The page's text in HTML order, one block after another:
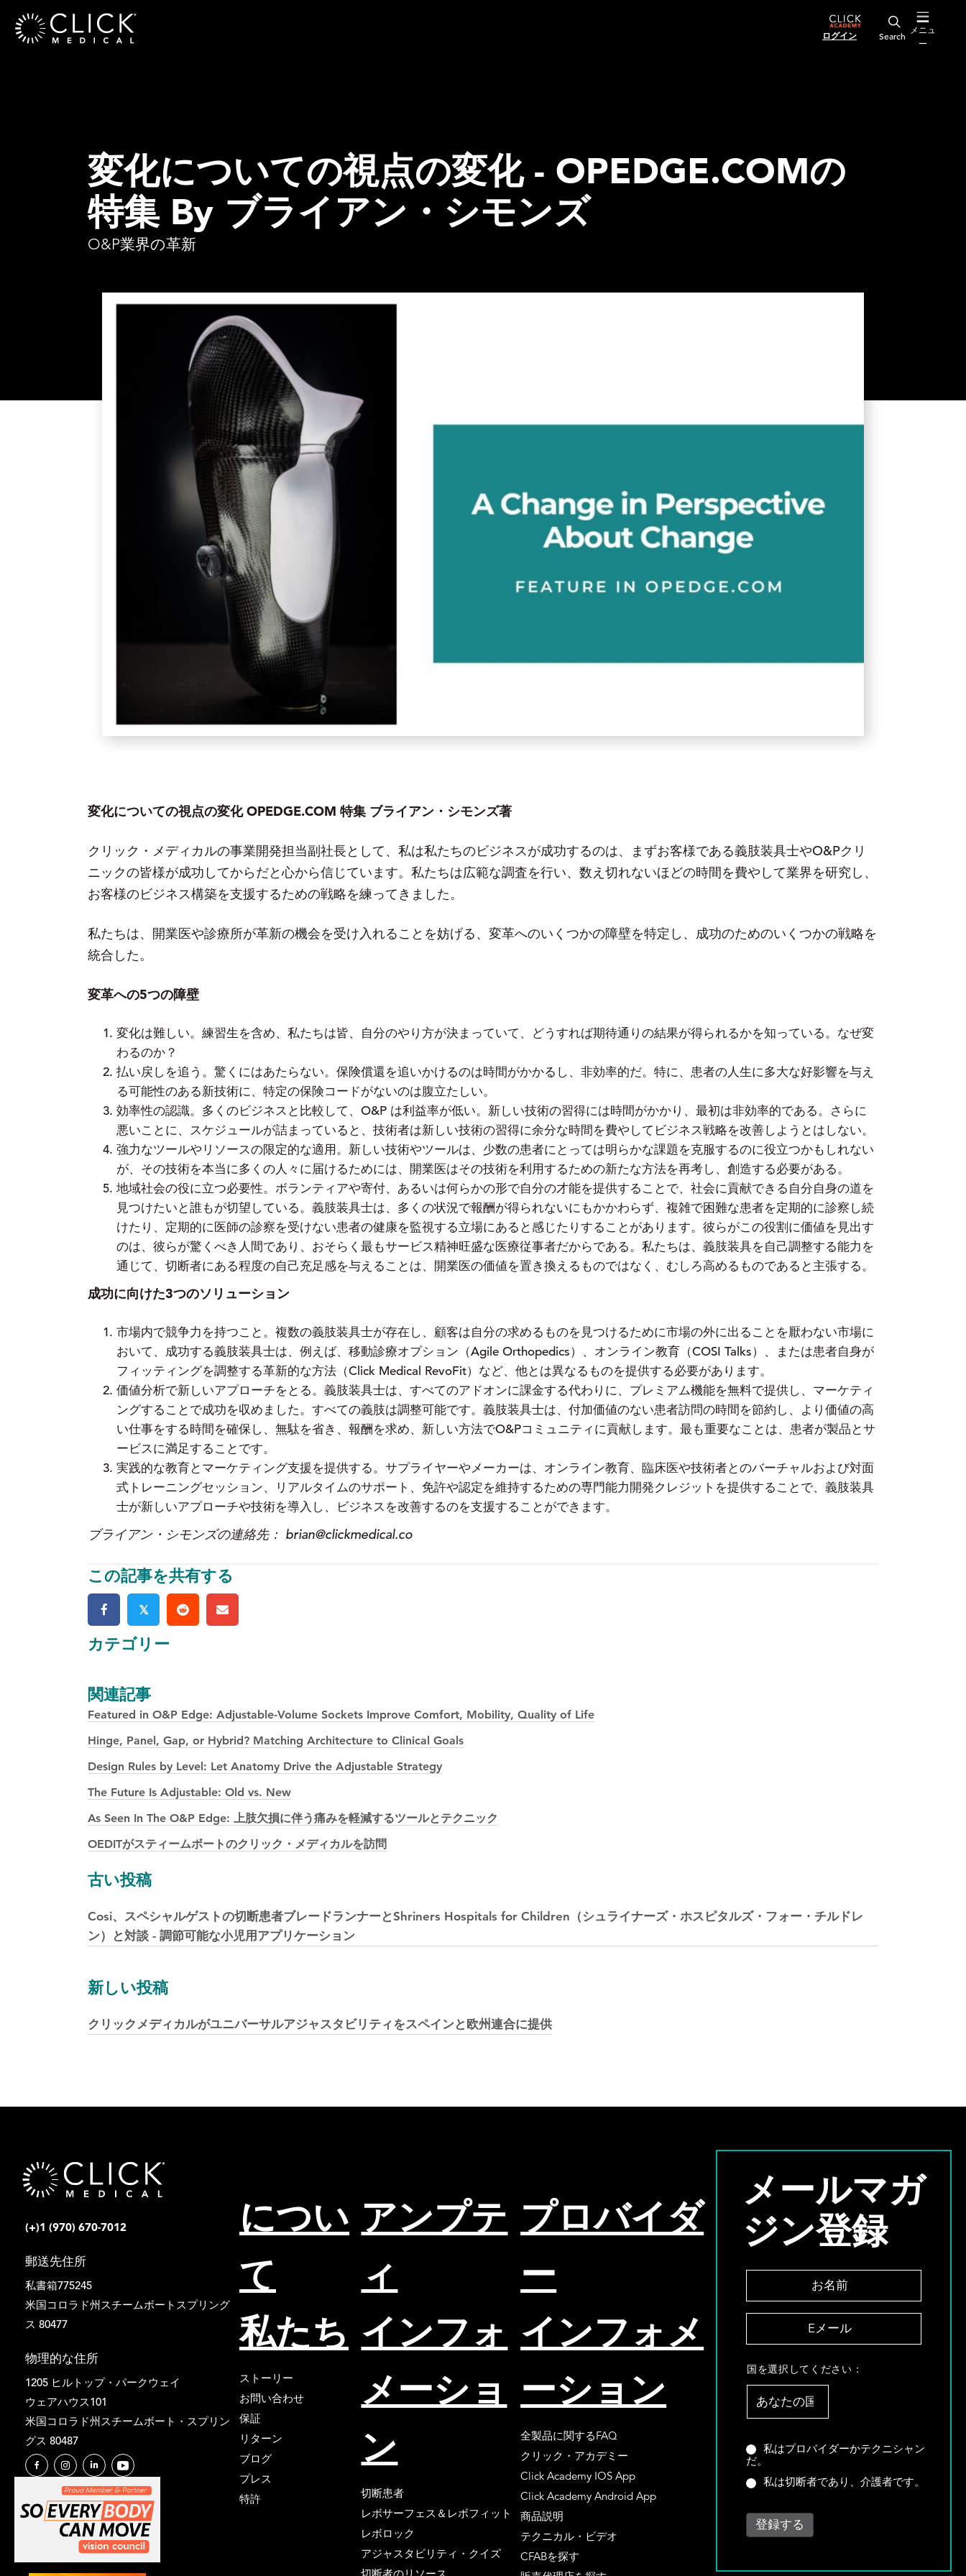
ログイン
メニュ
ー
変化についての視点の変化 - OPEDGE.COMの
特集 By ブライアン・シモンズ
O&P業界の革新
変化についての視点の変化OPEDGE.COM 特集 ブライアン・シモンズ著
クリック・メディカルの事業開発担当副社長として、私は私たちのビジネスが成功するのは、まずお客様である義肢装具士やO&Pクリ
ニックの皆様が成功してからだと心から信じています。私たちは広範な調査を行い、数え切れないほどの時間を費やして業界を研究し、
お客様のビジネス構築を支援するための戦略を練ってきました。
私たちは、開業医や診療所が革新の機会を受け入れることを妨げる、変革へのいくつかの障壁を特定し、成功のためのいくつかの戦略を
統合した。
変革への5つの障壁
変化は難しい。練習生を含め、私たちは皆、自分のやり方が決まっていて、どうすれば期待通りの結果が得られるかを知っている。なぜ変
わるのか？
払い戻しを追う。驚くにはあたらない。保険償還を追いかけるのは時間がかかるし、非効率的だ。特に、患者の人生に多大な好影響を与え
る可能性のある新技術に、特定の保険コードがないのは腹立たしい。
効率性の認識。多くのビジネスと比較して、O&P は利益率が低い。新しい技術の習得には時間がかかり、最初は非効率的である。さらに
悪いことに、スケジュールが詰まっていると、技術者は新しい技術の習得に余分な時間を費やしてビジネス戦略を改善しようとはしない。
強力なツールやリソースの限定的な適用。新しい技術やツールは、少数の患者にとっては明らかな課題を克服するのに役立つかもしれない
が、その技術を本当に多くの人々に届けるためには、開業医はその技術を利用するための新たな方法を再考し、創造する必要がある。
地域社会の役に立つ必要性。ボランティアや寄付、あるいは何らかの形で自分の才能を提供することで、社会に貢献できる自分自身の道を
見つけたいと誰もが切望している。義肢装具士は、多くの状況で報酬が得られないにもかかわらず、複雑で困難な患者を定期的に診察し続
けたり、定期的に医師の診察を受けない患者の健康を監視する立場にあると感じたりすることがあります。彼らがこの役割に価値を見出す
のは、彼らが驚くべき人間であり、おそらく最もサービス精神旺盛な医療従事者だからである。私たちは、義肢装具を自己調整する能力を
通じて、切断者にある程度の自己充足感を与えることは、開業医の価値を置き換えるものではなく、むしろ高めるものであると主張する。
成功に向けた3つのソリューション
市場内で競争力を持つこと。複数の義肢装具士が存在し、顧客は自分の求めるものを見つけるために市場の外に出ることを厭わない市場に
おいて、成功する義肢装具士は、例えば、移動診療オプション（Agile Orthopedics）、オンライン教育（COSI Talks）、または患者自身が
フィッティングを調整する革新的な方法（Click Medical RevoFit）など、他とは異なるものを提供する必要があります。
価値分析で新しいアプローチをとる。義肢装具士は、すべてのアドオンに課金する代わりに、プレミアム機能を無料で提供し、マーケティ
ングすることで成功を収めました。すべての義肢は調整可能です。義肢装具士は、付加価値のない患者訪問の時間を節約し、より価値の高
い仕事をする時間を確保し、無駄を省き、報酬を求め、新しい方法でO&Pコミュニティに貢献します。最も重要なことは、患者が製品とサ
ービスに満足することです。
実践的な教育とマーケティング支援を提供する。サプライヤーやメーカーは、オンライン教育、臨床医や技術者とのバーチャルおよび対面
式トレーニングセッション、リアルタイムのサポート、免許や認定を維持するための専門能力開発クレジットを提供することで、義肢装具
士が新しいアプローチや技術を導入し、ビジネスを改善するのを支援することができます。
ブライアン・シモンズの連絡先： brian@clickmedical.co
この記事を共有する
𝕏
カテゴリー
関連記事
Featured in O&P Edge: Adjustable-Volume Sockets Improve Comfort, Mobility, Quality of Life
Hinge, Panel, Gap, or Hybrid? Matching Architecture to Clinical Goals
Design Rules by Level: Let Anatomy Drive the Adjustable Strategy
The Future Is Adjustable: Old vs. New
As Seen In The O&P Edge: 上肢欠損に伴う痛みを軽減するツールとテクニック
OEDITがスティームボートのクリック・メディカルを訪問
投
稿
ナ
ビ
ョ
ン
古い投稿
Cosi、スペシャルゲストの切断患者ブレードランナーとShriners Hospitals for Children（シュライナーズ・ホスピタルズ・フォー・チルドレ
ン）と対談 - 調節可能な小児用アプリケーション
新しい投稿
クリックメディカルがユニバーサルアジャスタビリティをスペインと欧州連合に提供
(+)1 (970) 670-7012
郵送先住所
私書箱775245
米国コロラド州スチームボートスプリング
ス 80477
物理的な住所
1205 ヒルトップ・パークウェイ
ウェアハウス101
米国コロラド州スチームボート・スプリン
グス 80487
につい
て
私たち
ストーリー
お問い合わせ
保証
リターン
ブログ
プレス
特許
アンプテ
ィ
インフォ
メーショ
ン
切断患者
レボサーフェス＆レボフィット
レボロック
アジャスタビリティ・クイズ
プロバイダ
ー
インフォメ
ーション
全製品に関するFAQ
クリック・アカデミー
Click Academy IOS App
Click Academy Android App
商品説明
テクニカル・ビデオ
CFABを探す
メールマガ
ジン登録
ル
*
国
選
択
て
く
さ
：
*
国を選択してください：
あ
な
た
プ
ロ
私はプロバイダーかテクニシャン
だ。
私は切断者であり、介護者です。